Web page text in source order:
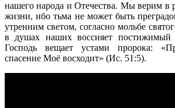
нашего народа и Отечества. Мы верим в
жизни, ибо тьма не может быть
утренним светом, согласно мольбе
в душах наших воссияет
Господь вещает устами пророка:
спасение Моё восходит» (Ис. 51:5).